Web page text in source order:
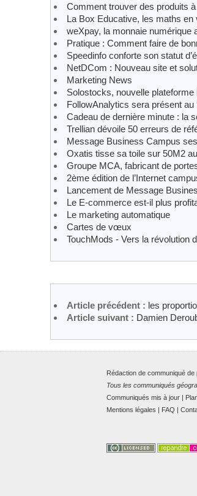
Comment trouver des produits
La Box Educative, les maths en
weXpay, la monnaie numérique
Pratique : Comment faire de
Speedinfo conforte son statut
NetDCom : Nouveau site et
Marketing News
Solostocks, nouvelle plateforme
FollowAnalytics sera présent au
Cadeau de dernière minute : la
Trellian dévoile 50 erreurs de
Message Business Campus
Oxatis tisse sa toile sur 50M2
Groupe MCA, fabricant de
2ème édition de l’Internet
Lancement de Message
Le E-commerce est-il plus
Le marketing automatique
Cartes de vœux
TouchMods - Vers la révolution
Article précédent : les
Article suivant : Damien
Rédaction de communiqué de
Tous les communiqués
Communiqués mis à jour |
Mentions légales | FAQ |